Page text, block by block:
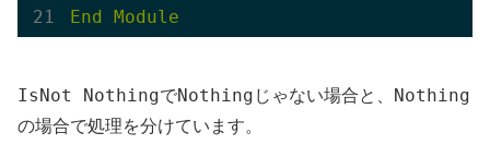
End
Module
IsNot NothingでNothing じゃない場合と、 Nothing
の場合で処理を分けています。